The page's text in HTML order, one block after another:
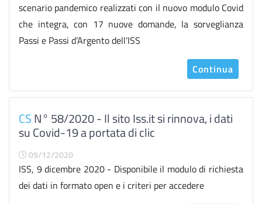
scenario pandemico realizzati con il nuovo modulo Covid
che integra, con 17 nuove domande, la sorveglianza
Passi e Passi d’Argento dell’ISS
Continua
CSN° 58/2020 - Il sito Iss.it si rinnova, i dati
su Covid-19 a portata di clic
09/12/2020
ISS, 9 dicembre 2020 - Disponibile il modulo di richiesta
dei dati in formato open e i criteri per accedere